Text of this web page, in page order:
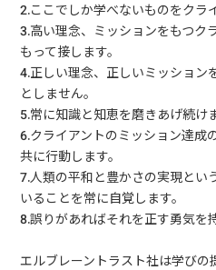
2.ここでしか学べないものをクラ
3.高い理念、ミッションをもつク
もって接します。
4.正しい理念、正しいミッション
としません。
5.常に知識と知恵を磨きあげ続けま
6.クライアントのミッション達成
共に行動します。
7.人類の平和と豊かさの実現とい
いることを常に自覚します。
8.誤りがあればそれを正す勇気を
エルブレーントラスト社は学び